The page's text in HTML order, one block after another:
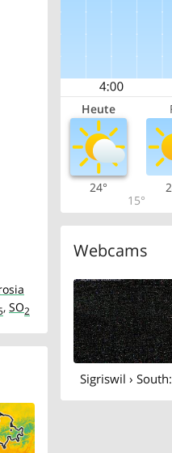
, SO2
Heute
24°
15°
Webcams